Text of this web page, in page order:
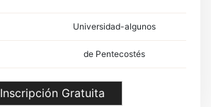
Universidad-algunos
de Pentecostés
Inscripción Gratuita